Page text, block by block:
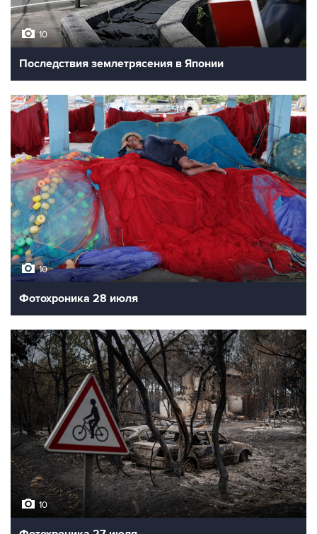
10
Последствия землетрясения в Японии
10
Фотохроника 28 июля
10